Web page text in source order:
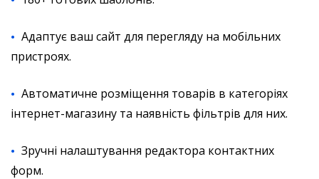
Адаптує ваш сайт для перегляду на мобільних
пристроях.
Автоматичне розміщення товарів в категоріях
інтернет-магазину та наявність фільтрів для них.
Зручні налаштування редактора контактних
форм.